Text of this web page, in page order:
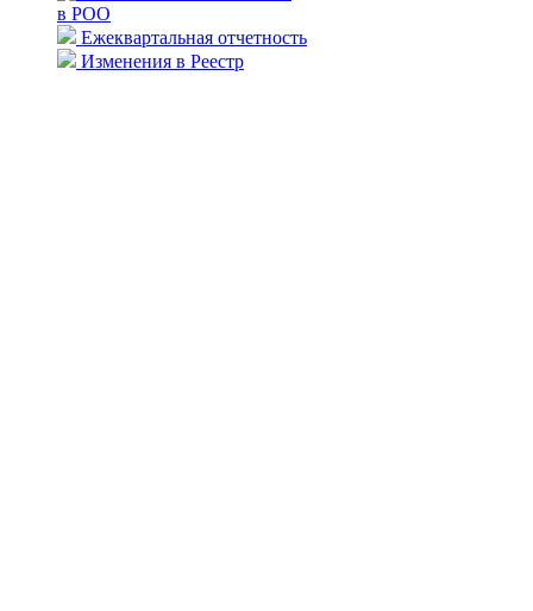
в РОО
Ежеквартальная отчетность
Изменения в Реестр